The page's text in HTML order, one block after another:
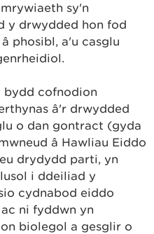
sy'n
y drwydded hon fod
phosibl, a'u casglu
bydd cofnodion
â'r drwydded
o dan gontract (gyda
â Hawliau Eiddo
drydydd parti, yn
i ddeiliad y
cydnabod eiddo
ni fyddwn yn
biolegol a gesglir o